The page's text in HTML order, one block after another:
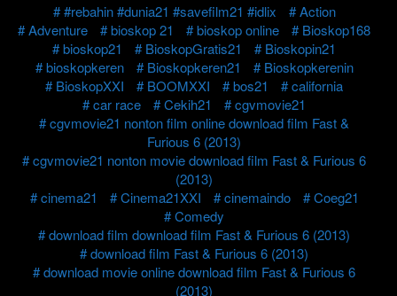
#rebahin #dunia21 #savefilm21 #idlix
Action
Adventure
bioskop 21 bioskop online
Bioskop168
bioskop21
BioskopGratis21
Bioskopin21
bioskopkeren
Bioskopkeren21
Bioskopkerenin
BioskopXXI
BOOMXXI bos21
california
car race
Cekih21
cgvmovie21
cgvmovie21 nonton film online download film Fast &
Furious 6 (2013)
cgvmovie21 nonton movie download film Fast & Furious 6
(2013)
cinema21
Cinema21XXI cinemaindo
Coeg21
Comedy
download film download film Fast & Furious 6 (2013)
download film Fast & Furious 6 (2013)
download movie online download film Fast & Furious 6
(2013)